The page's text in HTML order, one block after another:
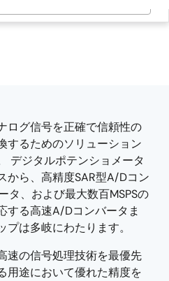
ログ信号を正確で信頼性の
するためのソリューション
デジタルポテンショメータ
から、高精度SAR型A/Dコン
、および最大数百MSPSの
する高速A/Dコンバータま
は多岐にわたります。
速の信号処理技術を最優先
用途において優れた精度を